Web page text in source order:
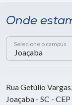
Onde
Selecione o campus
Rua Getúlio
Joaçaba - SC -